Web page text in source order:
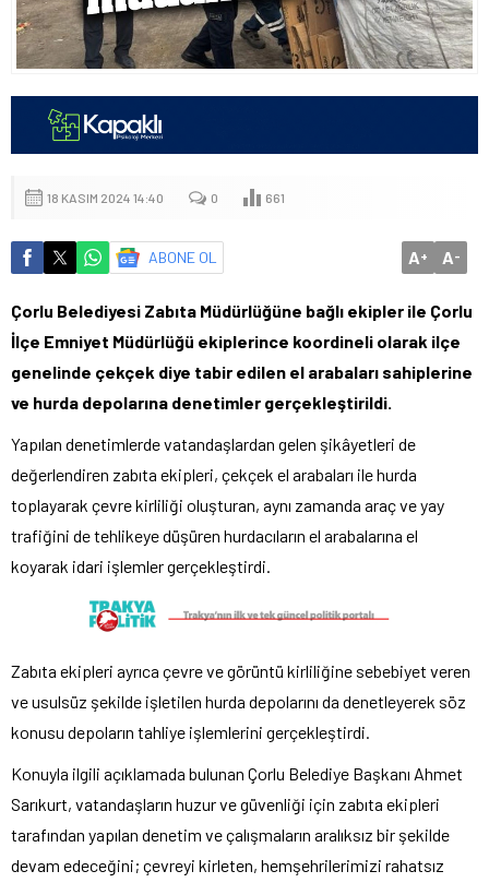
18 KASIM 2024 14:40 0 661
ABONE OL A+ A-
Çorlu Belediyesi Zabıta Müdürlüğüne bağlı ekipler ile Çorlu
İlçe Emniyet Müdürlüğü ekiplerince koordineli olarak ilçe
genelinde çekçek diye tabir edilen el arabaları sahiplerine
ve hurda depolarına denetimler gerçekleştirildi.
Yapılan denetimlerde vatandaşlardan gelen şikâyetleri de
değerlendiren zabıta ekipleri, çekçek el arabaları ile hurda
toplayarak çevre kirliliği oluşturan, aynı zamanda araç ve yay
trafiğini de tehlikeye düşüren hurdacıların el arabalarına el
koyarak idari işlemler gerçekleştirdi.
Zabıta ekipleri ayrıca çevre ve görüntü kirliliğine sebebiyet veren
ve usulsüz şekilde işletilen hurda depolarını da denetleyerek söz
konusu depoların tahliye işlemlerini gerçekleştirdi.
Konuyla ilgili açıklamada bulunan Çorlu Belediye Başkanı Ahmet
Sarıkurt, vatandaşların huzur ve güvenliği için zabıta ekipleri
tarafından yapılan denetim ve çalışmaların aralıksız bir şekilde
devam edeceğini; çevreyi kirleten, hemşehrilerimizi rahatsız